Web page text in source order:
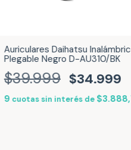
Auriculares Daihatsu
Plegable Negro D-AU310/BK
$39.999 $34.999
9 cuotas sin interés de